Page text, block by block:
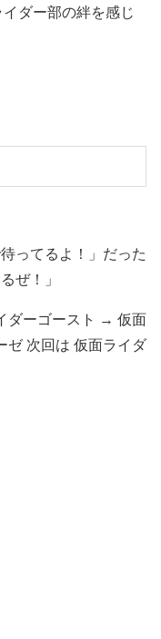
ダー部の絆を感じ
ってるよ！」だった
ぜ！」
ダーゴースト → 仮面
ゼ 次回は 仮面ライダ